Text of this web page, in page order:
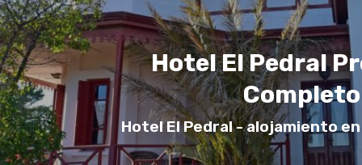
Hotel El Pedral
Completo
Hotel El Pedral - alojamiento